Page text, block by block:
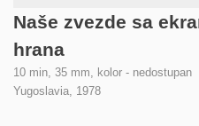
Naše zvezde sa
hrana
10 min, 35 mm, kolor - nedostupan
Yugoslavia, 1978